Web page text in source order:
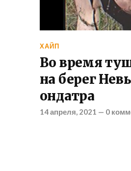
ХАЙП
Во время
на берег
ондатра
14 апреля, 2021 — 0